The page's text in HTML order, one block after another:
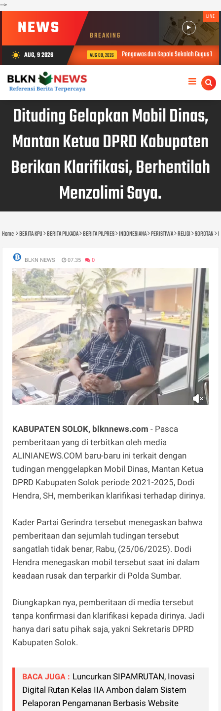
-->
NEWS BREAKING
LIVE
wb_sunny AUG, 9 2026 AUG 08, 2026 Pengawas dan Kepala Sekolah Gugus 1
Dituding Gelapkan Mobil Dinas,
Mantan Ketua DPRD Kabupaten
Berikan Klarifikasi, Berhentilah
Menzolimi Saya.
Home BERITA KPU BERITA PILKADA BERITA PILPRES INDONESIANA PERISTIWA RELIGI SOROTAN
BLKN NEWS 07.35 0
KABUPATEN SOLOK, blknnews.com - Pasca
pemberitaan yang di terbitkan oleh media
ALINIANEWS.COM baru-baru ini terkait dengan
tudingan menggelapkan Mobil Dinas, Mantan Ketua
DPRD Kabupaten Solok periode 2021-2025, Dodi
Hendra, SH, memberikan klarifikasi terhadap dirinya.
Kader Partai Gerindra tersebut menegaskan bahwa
pemberitaan dan sejumlah tudingan tersebut
sangatlah tidak benar, Rabu, (25/06/2025). Dodi
Hendra menegaskan mobil tersebut saat ini dalam
keadaan rusak dan terparkir di Polda Sumbar.
Diungkapkan nya, pemberitaan di media tersebut
tanpa konfirmasi dan klarifikasi kepada dirinya. Jadi
hanya dari satu pihak saja, yakni Sekretaris DPRD
Kabupaten Solok.
BACA JUGA : Luncurkan SIPAMRUTAN, Inovasi
Digital Rutan Kelas IIA Ambon dalam Sistem
Pelaporan Pengamanan Berbasis Website